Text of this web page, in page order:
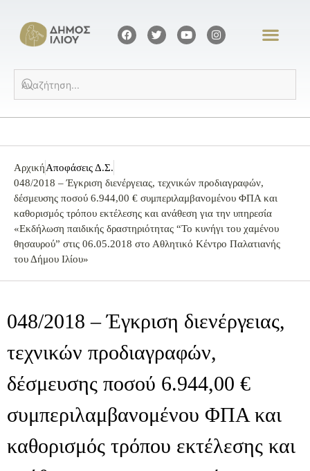
ΑρχικήΑποφάσεις Δ.Σ.
048/2018 – Έγκριση διενέργειας, τεχνικών προδιαγραφών,
δέσμευσης ποσού 6.944,00 € συμπεριλαμβανομένου ΦΠΑ και
καθορισμός τρόπου εκτέλεσης και ανάθεση για την υπηρεσία
«Εκδήλωση παιδικής δραστηριότητας “Το κυνήγι του χαμένου
θησαυρού” στις 06.05.2018 στο Αθλητικό Κέντρο Παλατιανής
του Δήμου Ιλίου»
048/2018 – Έγκριση διενέργειας,
τεχνικών προδιαγραφών,
δέσμευσης ποσού 6.944,00 €
συμπεριλαμβανομένου ΦΠΑ και
καθορισμός τρόπου εκτέλεσης και